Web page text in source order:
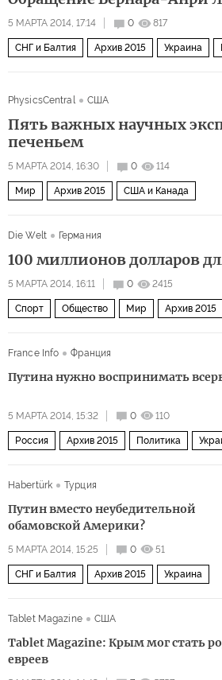
5 МАРТА 2014, 17:14 0 817
СНГ и Балтия Архив 2015 Украина
PhysicsCentral США
Пять важных научных
печеньем
5 МАРТА 2014, 16:30 0 114
Мир Архив 2015 США и Канада
Die Welt Германия
100 миллионов долларов
5 МАРТА 2014, 16:11 0 2415
Спорт Общество Мир Архив 2015
France Info Франция
Путина нужно воспринимать
5 МАРТА 2014, 15:32 0 110
Россия Архив 2015 Политика
Habertürk
Турция
Путин вместо неубедительной
обамовской Америки?
5 МАРТА 2014, 15:25 0 51
СНГ и Балтия Архив 2015 Украина
Tablet Magazine США
Tablet Magazine: Крым мог стать
евреев